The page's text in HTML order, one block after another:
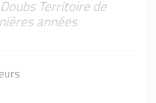
Territoire de
années